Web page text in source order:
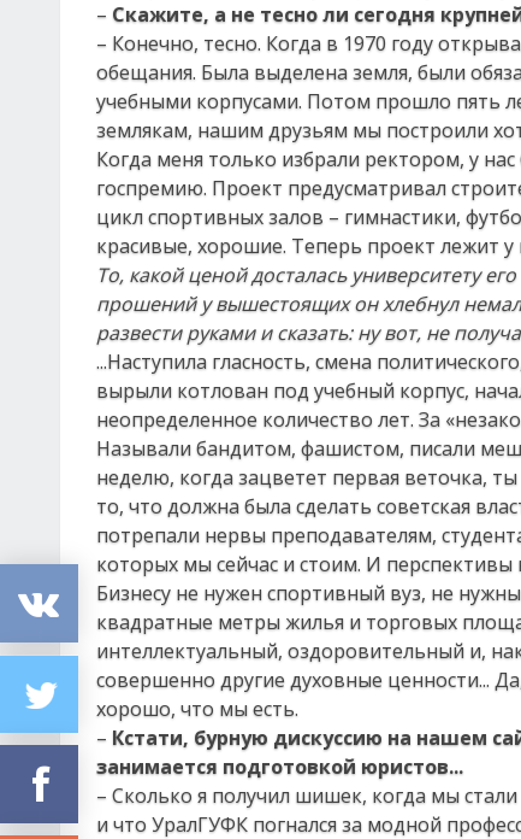
– Скажите, а не тесно ли сегодня
– Конечно, тесно. Когда в 1970 году
обещания. Была выделена земля, были
учебными корпусами. Потом прошло пять
землякам, нашим друзьям мы построили
Когда меня только избрали ректором, у
госпремию. Проект предусматривал
цикл спортивных залов – гимнастики,
красивые, хорошие. Теперь проект лежит у
То, какой ценой досталась университету
прошений у вышестоящих он хлебнул
развести руками и сказать: ну вот, не
...Наступила гласность, смена
вырыли котлован под учебный корпус,
неопределенное количество лет. За
Называли бандитом, фашистом, писали
неделю, когда зацветет первая веточка,
то, что должна была сделать советская
потрепали нервы преподавателям,
которых мы сейчас и стоим. И перспективы
Бизнесу не нужен спортивный вуз, не
квадратные метры жилья и торговых
интеллектуальный, оздоровительный и,
совершенно другие духовные ценности...
хорошо, что мы есть.
– Кстати, бурную дискуссию на нашем
занимается подготовкой юристов...
– Сколько я получил шишек, когда мы
и что УралГУФК погнался за модной